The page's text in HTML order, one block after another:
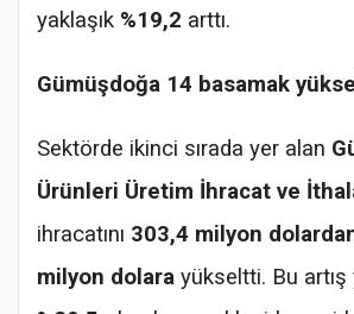
yaklaşık %19,2 arttı.
Gümüşdoğa 14 basamak
Sektörde ikinci sırada yer alan
Ürünleri Üretim İhracat ve
ihracatını 303,4 milyon
milyon dolara yükseltti. Bu artış